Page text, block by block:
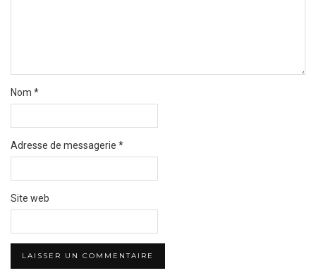
Nom *
Adresse de messagerie *
Site web